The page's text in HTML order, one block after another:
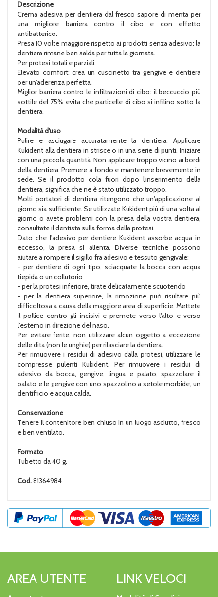
Descrizione
Crema adesiva per dentiera dal fresco sapore di menta per
una migliore barriera contro il cibo e con effetto
antibatterico.
Presa 10 volte maggiore rispetto ai prodotti senza adesivo: la
dentiera rimane ben salda per tutta la giornata.
Per protesi totali e parziali.
Elevato comfort: crea un cuscinetto tra gengive e dentiera
per un'aderenza perfetta.
Miglior barriera contro le infiltrazioni di cibo: il beccuccio più
sottile del 75% evita che particelle di cibo si infilino sotto la
dentiera.
Modalità d'uso
Pulire e asciugare accuratamente la dentiera. Applicare
Kukident alla dentiera in strisce o in una serie di punti. Iniziare
con una piccola quantità. Non applicare troppo vicino ai bordi
della dentiera. Premere a fondo e mantenere brevemente in
sede. Se il prodotto cola fuori dopo l'inserimento della
dentiera, significa che ne è stato utilizzato troppo.
Molti portatori di dentiera ritengono che un'applicazione al
giorno sia sufficiente. Se utilizzate Kukident più di una volta al
giorno o avete problemi con la presa della vostra dentiera,
consultate il dentista sulla forma della protesi.
Dato che l'adesivo per dentiere Kukident assorbe acqua in
eccesso, la presa si allenta. Diverse tecniche possono
aiutare a rompere il sigillo fra adesivo e tessuto gengivale:
- per dentiere di ogni tipo, sciacquate la bocca con acqua
tiepida o un collutorio
- per la protesi inferiore, tirate delicatamente scuotendo
- per la dentiera superiore, la rimozione può risultare più
difficoltosa a causa della maggiore area di superficie. Mettete
il pollice contro gli incisivi e premete verso l'alto e verso
l'esterno in direzione del naso.
Per evitare ferite, non utilizzare alcun oggetto a eccezione
delle dita (non le unghie) per rilasciare la dentiera.
Per rimuovere i residui di adesivo dalla protesi, utilizzare le
compresse pulenti Kukident. Per rimuovere i residui di
adesivo da bocca, gengive, lingua e palato, spazzolare il
palato e le gengive con uno spazzolino a setole morbide, un
dentifricio e acqua calda.
Conservazione
Tenere il contenitore ben chiuso in un luogo asciutto, fresco
e ben ventilato.
Formato
Tubetto da 40 g.
Cod.81364984
AREA UTENTE LINK VELOCI